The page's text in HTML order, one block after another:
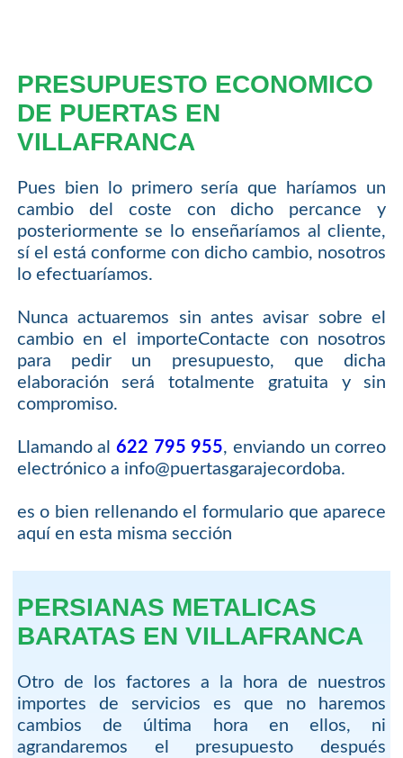
PRESUPUESTO ECONOMICO
DE PUERTAS EN
VILLAFRANCA
Pues bien lo primero sería que haríamos un
cambio del coste con dicho percance y
posteriormente se lo enseñaríamos al cliente,
sí el está conforme con dicho cambio, nosotros
lo efectuaríamos.
Nunca actuaremos sin antes avisar sobre el
cambio en el importeContacte con nosotros
para pedir un presupuesto, que dicha
elaboración será totalmente gratuita y sin
compromiso.
Llamando al622 795 955, enviando un correo
electrónico a info@puertasgarajecordoba.
es o bien rellenando el formulario que aparece
aquí en esta misma sección
PERSIANAS METALICAS
BARATAS EN VILLAFRANCA
Otro de los factores a la hora de nuestros
importes de servicios es que no haremos
cambios de última hora en ellos, ni
agrandaremos el presupuesto después